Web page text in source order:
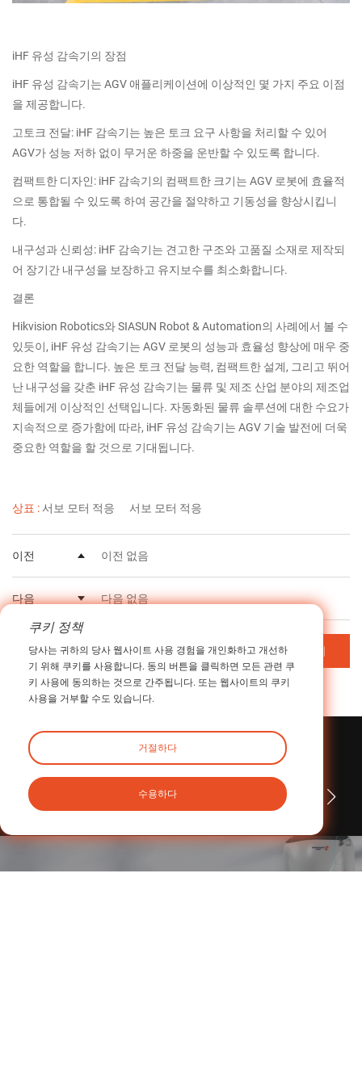
iHF 유성 감속기의 장점
iHF 유성 감속기는 AGV 애플리케이션에 이상적인 몇 가지 주요 이점
을 제공합니다.
고토크 전달: iHF 감속기는 높은 토크 요구 사항을 처리할 수 있어
AGV가 성능 저하 없이 무거운 하중을 운반할 수 있도록 합니다.
컴팩트한 디자인: iHF 감속기의 컴팩트한 크기는 AGV 로봇에 효율적
으로 통합될 수 있도록 하여 공간을 절약하고 기동성을 향상시킵니
다.
내구성과 신뢰성: iHF 감속기는 견고한 구조와 고품질 소재로 제작되
어 장기간 내구성을 보장하고 유지보수를 최소화합니다.
결론
Hikvision Robotics와 SIASUN Robot & Automation의 사례에서 볼 수
있듯이, iHF 유성 감속기는 AGV 로봇의 성능과 효율성 향상에 매우 중
요한 역할을 합니다. 높은 토크 전달 능력, 컴팩트한 설계, 그리고 뛰어
난 내구성을 갖춘 iHF 유성 감속기는 물류 및 제조 산업 분야의 제조업
체들에게 이상적인 선택입니다. 자동화된 물류 솔루션에 대한 수요가
지속적으로 증가함에 따라, iHF 유성 감속기는 AGV 기술 발전에 더욱
중요한 역할을 할 것으로 기대됩니다.
상표 :서보 모터 적응 서보 모터 적응
이전 이전 없음
다음 다음 없음
목차로 돌아가기
관련된사례
데이터 없음
쿠키 정책
당사는 귀하의 당사 웹사이트 사용 경험을 개인화하고 개선하
기 위해 쿠키를 사용합니다. 동의 버튼을 클릭하면 모든 관련 쿠
키 사용에 동의하는 것으로 간주됩니다. 또는 웹사이트의 쿠키
사용을 거부할 수도 있습니다.
거절하다
수용하다